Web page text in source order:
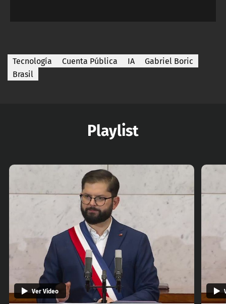
Tecnología Cuenta Pública IA
Gabriel Boric
Brasil
Playlist
Ver Video